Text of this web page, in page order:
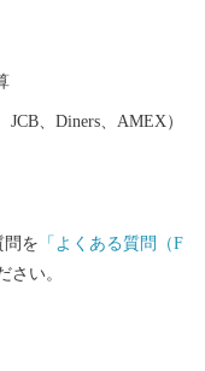
、Diners、AMEX）
問を 「よくある質問（F
さい。